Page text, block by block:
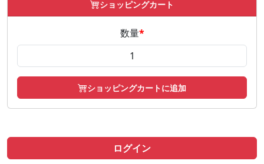
ショッピングカート
数量*
ショッピングカートに追加
ログイン